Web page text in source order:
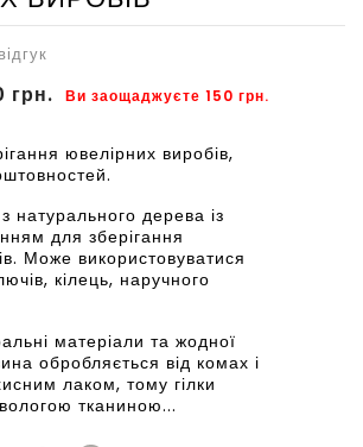
грн. Ви заощаджуєте 150 грн.
ювелірних виробів,
натурального дерева із
для зберігання
Може використовуватися
кілець, наручного
матеріали та жодної
обробляється від комах і
лаком, тому гілки
тканиною...